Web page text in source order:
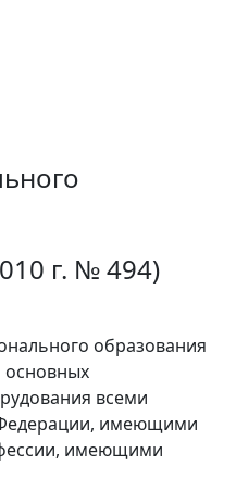
г. № 494)
образования
основных
всеми
имеющими
имеющими